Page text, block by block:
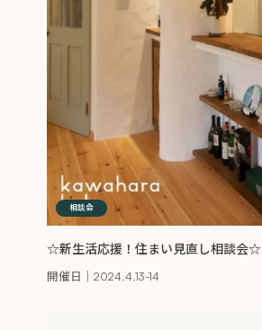
相談会
☆新生活応援！住まい見直し相談会☆
開催日｜2024.4.13-14